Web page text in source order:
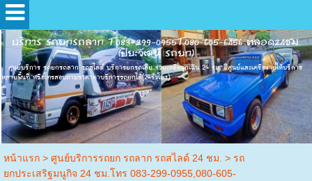
บริการ รถยกรถลาก T.083-299-0955T.080-605-6456 ตลอด24ชม.
(ปิยะวัฒน์ รถยก)
ศุนย์บริการ รถยกรถลาก รถสไลด์ บริการยกรถเสีย ช่วยเหลือฉุกเฉิน 24 ชม. มีศูนย์และเครือข่ายให้บริการ
หลายพื้นที่ หรือโทรสอบถามราคาค่าบริการรถยกได้(24ชั่วโมง)
หน้าแรก> ศูนย์บริการรถยก รถลาก รถสไลด์ 24 ชม. > รถ
ยกประเสริฐมนูกิจ 24 ชม.โทร 083-299-0955,080-605-